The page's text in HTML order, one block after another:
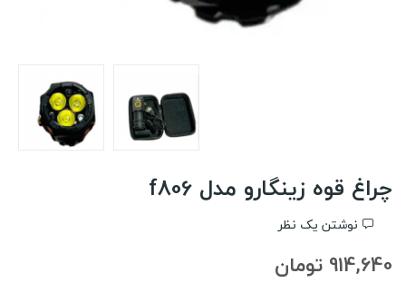
چراغ قوه زینگارو مدل f806
نوشتن یک نظر
914,640 تومان